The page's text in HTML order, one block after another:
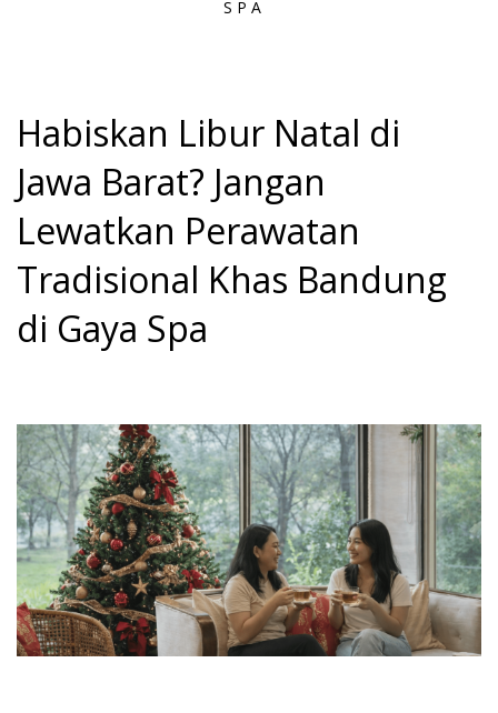
SPA
Habiskan Libur Natal di
Jawa Barat? Jangan
Lewatkan Perawatan
Tradisional Khas Bandung
di Gaya Spa